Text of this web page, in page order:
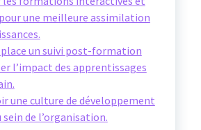
une meilleure assimilation
un suivi post-formation
l’impact des apprentissages
une culture de développement
de l’organisation.